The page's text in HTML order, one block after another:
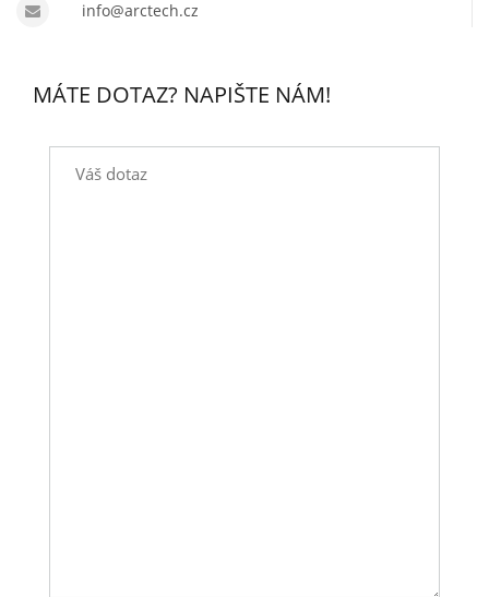
info@arctech.cz
MÁTE DOTAZ? NAPIŠTE NÁM!